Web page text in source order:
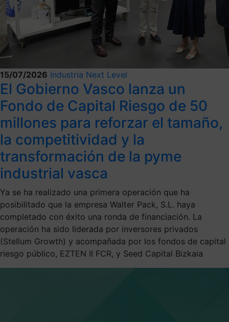
15/07/2026 Industria Next Level
El Gobierno Vasco lanza un
Fondo de Capital Riesgo de 50
millones para reforzar el tamaño,
la competitividad y la
transformación de la pyme
industrial vasca
Ya se ha realizado una primera operación que ha
posibilitado que la empresa Walter Pack, S.L. haya
completado con éxito una ronda de financiación. La
operación ha sido liderada por inversores privados
(Stellum Growth) y acompañada por los fondos de capital
riesgo público, EZTEN II FCR, y Seed Capital Bizkaia